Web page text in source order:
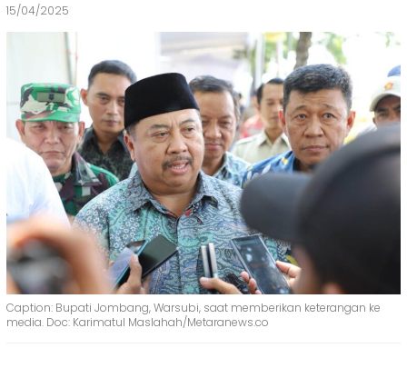
15/04/2025
Caption: Bupati Jombang, Warsubi, saat memberikan keterangan ke
media. Doc: Karimatul Maslahah/Metaranews.co